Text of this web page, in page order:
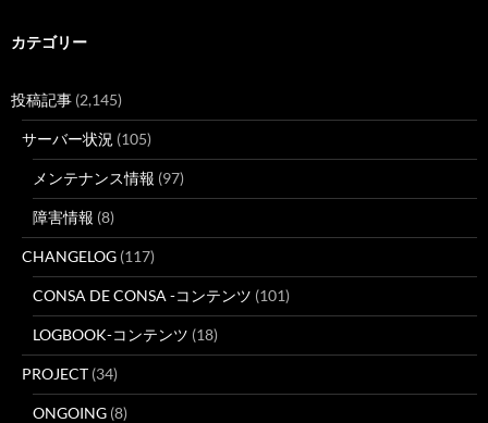
カテゴリー
投稿記事 (2,145)
サーバー状況 (105)
メンテナンス情報 (97)
障害情報 (8)
CHANGELOG (117)
CONSA DE CONSA -コンテンツ (101)
LOGBOOK-コンテンツ (18)
PROJECT (34)
ONGOING (8)